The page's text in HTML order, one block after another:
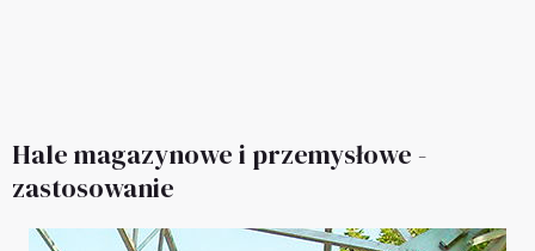
Hale magazynowe i przemysłowe -
zastosowanie